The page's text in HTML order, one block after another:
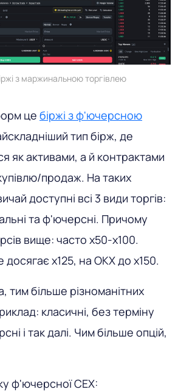
з маржинальною торгівлею
це біржі з ф'ючерсною
тип бірж, де
як активами, а й контрактами
продаж. На таких
доступні всі 3 види торгів:
та ф'ючерсні. Причому
вище: часто х50-х100.
х125, на OKX до х150.
тим більше різноманітних
класичні, без терміну
і так далі. Чим більше опцій,
ф'ючерсної CEX: